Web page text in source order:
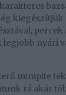
kiegészítjük
percek
legjobb nyári
minipite
rá akár